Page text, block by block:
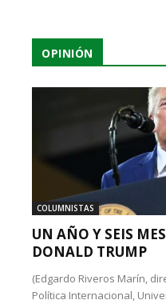
OPINIÓN
COLUMNISTAS
UN AÑO Y SEIS
DONALD TRUMP
(Edgardo Riveros Marín,
Política Internacional,